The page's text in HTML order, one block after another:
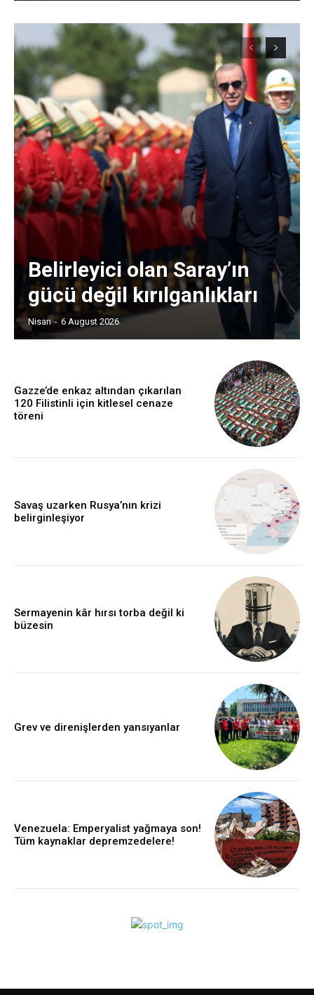
Belirleyici olan Saray’ın
gücü değil kırılganlıkları
Nisan - 6 August 2026
Gazze’de enkaz altından çıkarılan
120 Filistinli için kitlesel cenaze
töreni
Savaş uzarken Rusya’nın krizi
belirginleşiyor
Sermayenin kâr hırsı torba değil ki
büzesin
Grev ve direnişlerden yansıyanlar
Venezuela: Emperyalist yağmaya son!
Tüm kaynaklar depremzedelere!